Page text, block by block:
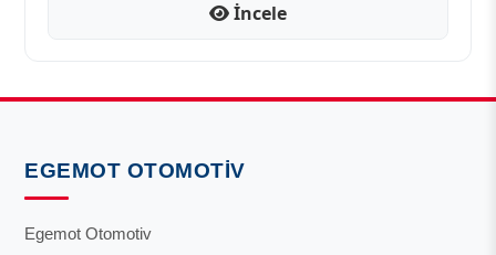
İncele
EGEMOT OTOMOTIV
Egemot Otomotiv